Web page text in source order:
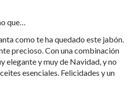
que…
como te ha quedado este jabón.
precioso. Con una combinación
elegante y muy de Navidad, y no
esenciales. Felicidades y un